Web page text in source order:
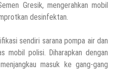
Gresik, mengerahkan mobil
desinfektan.
sendiri sarana pompa air dan
mobil polisi. Diharapkan dengan
masuk ke gang-gang